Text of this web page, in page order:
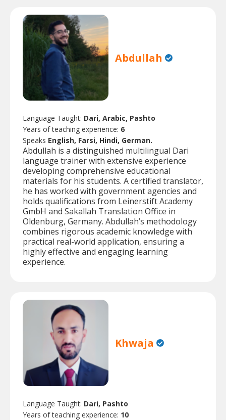
Abdullah
Language Taught: Dari, Arabic, Pashto
Years of teaching experience: 6
Speaks English, Farsi, Hindi, German.
Abdullah is a distinguished multilingual Dari
language trainer with extensive experience
developing comprehensive educational
materials for his students. A certified translator,
he has worked with government agencies and
holds qualifications from Leinerstift Academy
GmbH and Sakallah Translation Office in
Oldenburg, Germany. Abdullah’s methodology
combines rigorous academic knowledge with
practical real-world application, ensuring a
highly effective and engaging learning
experience.
Khwaja
Language Taught: Dari, Pashto
Years of teaching experience: 10